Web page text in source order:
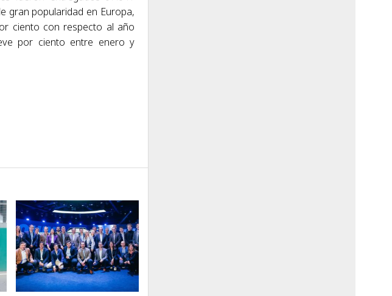
gran popularidad en Europa,
ciento con respecto al año
por ciento entre enero y
VER NOTA